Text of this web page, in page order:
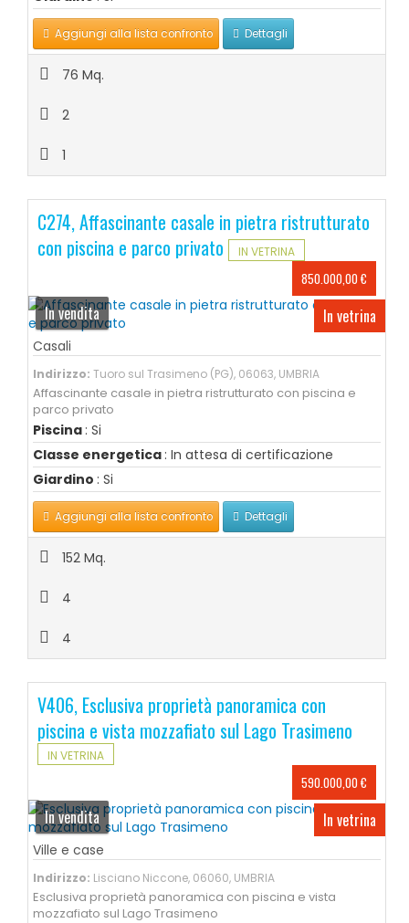
Aggiungi alla lista confronto Dettagli
76 Mq.
2
1
C274, Affascinante casale in pietra ristrutturato
con piscina e parco privato
IN VETRINA
850.000,00 €
In vetrina
In vendita
Casali
Indirizzo: Tuoro sul Trasimeno (PG), 06063, UMBRIA
Affascinante casale in pietra ristrutturato con piscina e
parco privato
Piscina : Si
Classe energetica : In attesa di certificazione
Giardino : Si
Aggiungi alla lista confronto Dettagli
152 Mq.
4
4
V406, Esclusiva proprietà panoramica con
piscina e vista mozzafiato sul Lago Trasimeno
IN VETRINA
590.000,00 €
In vetrina
In vendita
Ville e case
Indirizzo: Lisciano Niccone, 06060, UMBRIA
Esclusiva proprietà panoramica con piscina e vista
mozzafiato sul Lago Trasimeno